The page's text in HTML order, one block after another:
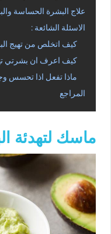
علاج البشرة الحساسة
الاسئلة الشائعة :
كيف اتخلص من تهيج
كيف اعرف ان بشرتي
ماذا تفعل اذا تحسس
المراجع
ماسك لتهدئة